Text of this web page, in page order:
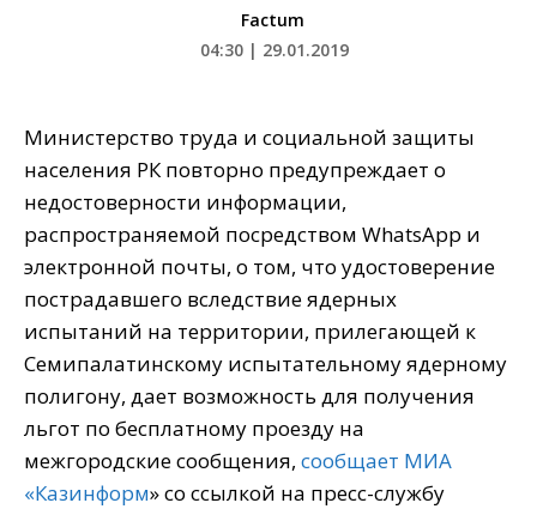
Factum
04:30 | 29.01.2019
Министерство труда и социальной защиты
населения РК повторно предупреждает о
недостоверности информации,
распространяемой посредством WhatsApp и
электронной почты, о том, что удостоверение
пострадавшего вследствие ядерных
испытаний на территории, прилегающей к
Семипалатинскому испытательному ядерному
полигону, дает возможность для получения
льгот по бесплатному проезду на
межгородские сообщения, сообщает МИА
«Казинформ» со ссылкой на пресс-службу